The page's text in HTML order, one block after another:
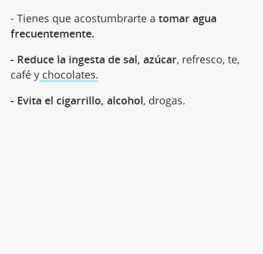
- Tienes que acostumbrarte a tomar agua
frecuentemente.
- Reduce la ingesta de sal, azúcar, refresco, te,
café ychocolates.
- Evita el cigarrillo, alcohol, drogas.